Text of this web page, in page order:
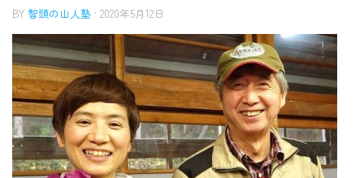
BY 智頭の山人塾 · 2020年5月12日